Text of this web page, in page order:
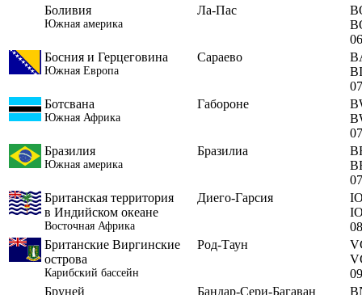
Боливия
Южная америка
Ла-Пас
Босния и Герцеговина
Южная Европа
Сараево
Ботсвана
Южная Африка
Габороне
Бразилия
Южная америка
Бразилиа
Британская территория
в Индийском океане
Восточная Африка
Диего-Гарсия
Британские Виргинские
острова
Карибский бассейн
Род-Таун
Бруней
Бандар-Сери-Багаван